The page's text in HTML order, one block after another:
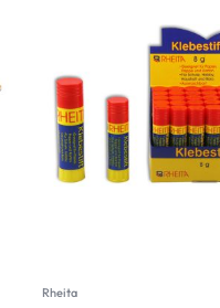
Rheita